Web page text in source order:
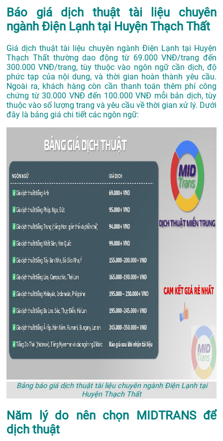
Báo giá dịch thuật tài liệu chuyên
ngành Điện Lạnh tại Huyện Thạch Thất
Giá dịch thuật tài liệu chuyên ngành Điện Lạnh tại Huyện
Thạch Thất thường dao động từ 69.000 VNĐ/trang đến
300.000 VNĐ/trang, tùy thuộc vào ngôn ngữ cần dịch, độ
phức tạp của nội dung, và thời gian hoàn thành yêu cầu.
Ngoài ra, khách hàng còn cần thanh toán thêm phí công
chứng từ 30.000 VNĐ đến 100.000 VNĐ mỗi bản dịch, tùy
thuộc vào số lượng trang và yêu cầu về thời gian xử lý. Dưới
đây là bảng giá chi tiết các ngôn ngữ:
Bảng báo giá dịch thuật tài liệu chuyên ngành Điện Lạnh tại
Huyện Thạch Thất
Năm lý do nên chọn MIDTRANS để
dịch thuật